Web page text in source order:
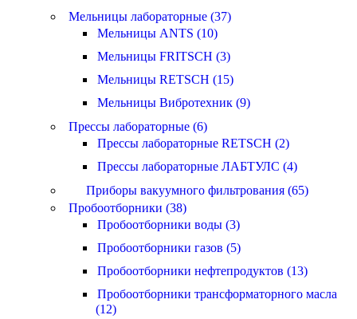
Мельницы лабораторные (37)
Мельницы ANTS (10)
Мельницы FRITSCH (3)
Мельницы RETSCH (15)
Мельницы Вибротехник (9)
Прессы лабораторные (6)
Прессы лабораторные RETSCH (2)
Прессы лабораторные ЛАБТУЛС (4)
Приборы вакуумного фильтрования (65)
Пробоотборники (38)
Пробоотборники воды (3)
Пробоотборники газов (5)
Пробоотборники нефтепродуктов (13)
Пробоотборники трансформаторного масла
(12)